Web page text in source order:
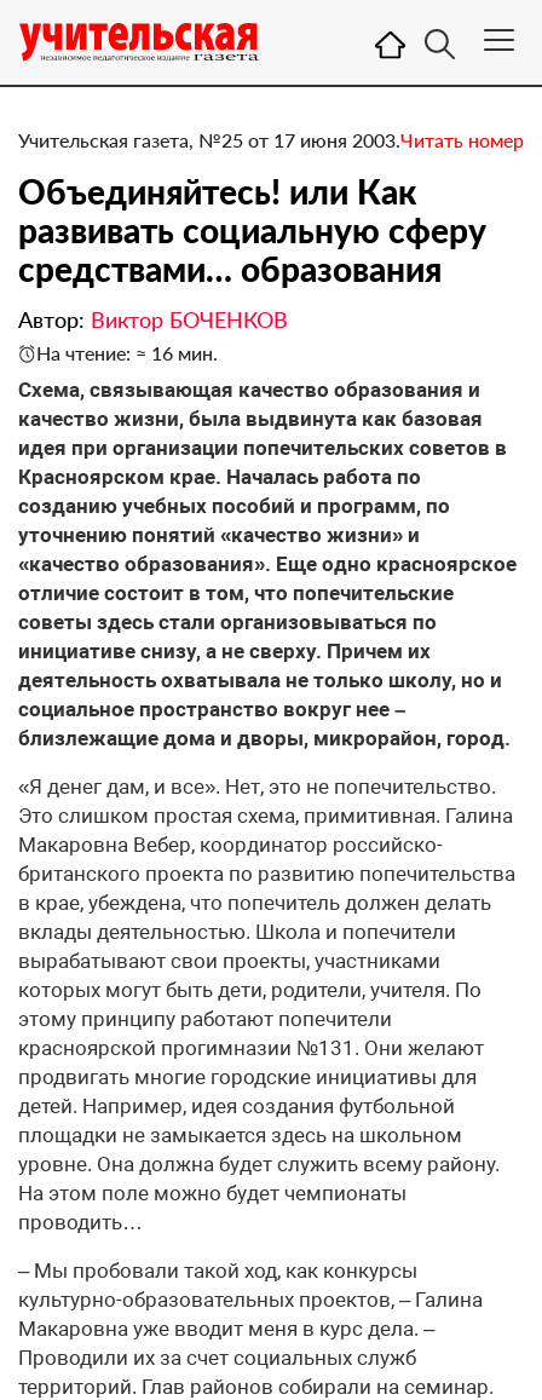
Учительская газета, №25 от 17 июня 2003.Читать номер
Объединяйтесь! или Как
развивать социальную сферу
средствами… образования
Автор: Виктор БОЧЕНКОВ
На чтение: ≈ 16 мин.
Схема, связывающая качество образования и
качество жизни, была выдвинута как базовая
идея при организации попечительских советов в
Красноярском крае. Началась работа по
созданию учебных пособий и программ, по
уточнению понятий «качество жизни» и
«качество образования». Еще одно красноярское
отличие состоит в том, что попечительские
советы здесь стали организовываться по
инициативе снизу, а не сверху. Причем их
деятельность охватывала не только школу, но и
социальное пространство вокруг нее –
близлежащие дома и дворы, микрорайон, город.
«Я денег дам, и все». Нет, это не попечительство.
Это слишком простая схема, примитивная. Галина
Макаровна Вебер, координатор российско-
британского проекта по развитию попечительства
в крае, убеждена, что попечитель должен делать
вклады деятельностью. Школа и попечители
вырабатывают свои проекты, участниками
которых могут быть дети, родители, учителя. По
этому принципу работают попечители
красноярской прогимназии №131. Они желают
продвигать многие городские инициативы для
детей. Например, идея создания футбольной
площадки не замыкается здесь на школьном
уровне. Она должна будет служить всему району.
На этом поле можно будет чемпионаты
проводить…
– Мы пробовали такой ход, как конкурсы
культурно-образовательных проектов, – Галина
Макаровна уже вводит меня в курс дела. –
Проводили их за счет социальных служб
территорий. Глав районов собирали на семинар.